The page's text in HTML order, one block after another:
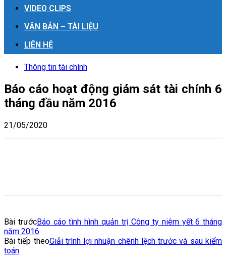
VIDEO CLIPS
VĂN BẢN – TÀI LIỆU
LIÊN HỆ
Thông tin tài chính
Báo cáo hoạt động giám sát tài chính 6
tháng đầu năm 2016
21/05/2020
Bài trướcBáo cáo tình hình quản trị Công ty niêm yết 6 tháng
năm 2016
Bài tiếp theoGiải trình lợi nhuận chênh lệch trước và sau kiểm
toán